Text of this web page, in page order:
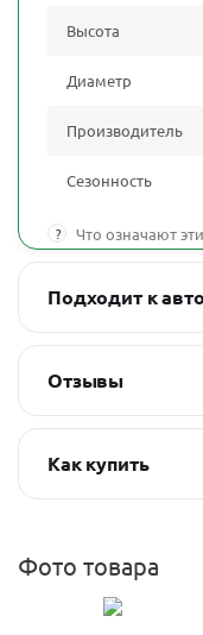
Высота
Диаметр
Производитель
Сезонность
? Что означают
Подходит к авто
Отзывы
Как купить
Фото товара